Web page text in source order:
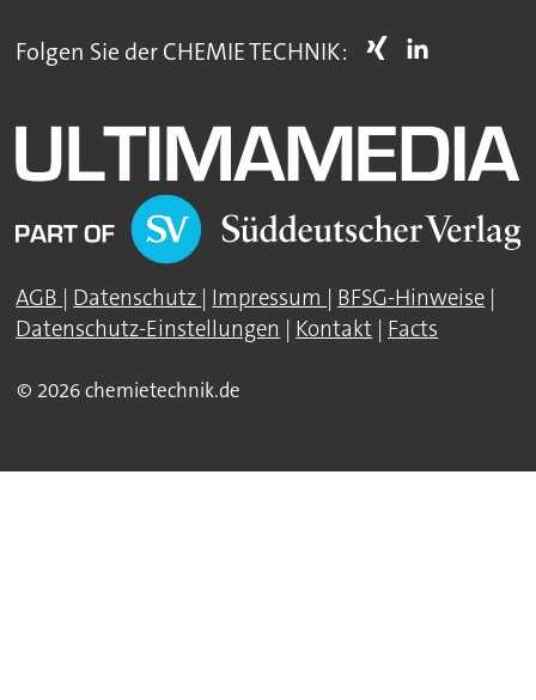
Folgen Sie der CHEMIE TECHNIK:
AGB | Datenschutz | Impressum | BFSG-Hinweise |
Datenschutz-Einstellungen | Kontakt | Facts
© 2026 chemietechnik.de